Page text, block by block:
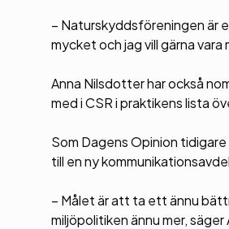
– Naturskyddsföreningen är
mycket och jag vill gärna
Anna Nilsdotter har också
med i CSR i praktikens lista
Som Dagens Opinion
till en ny
– Målet är att ta ett ännu
miljöpolitiken ännu mer,